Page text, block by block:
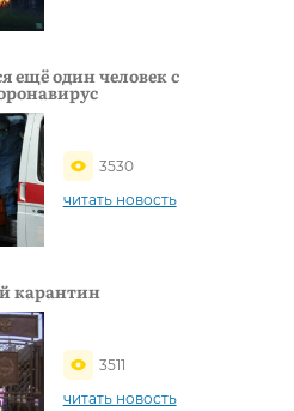
ещё один человек с
3530
читать новость
карантин
3511
читать новость